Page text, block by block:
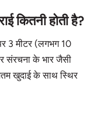
कितनी होती है?
3 मीटर (लगभग 10
संरचना के भार जैसी
खुदाई के साथ स्थिर